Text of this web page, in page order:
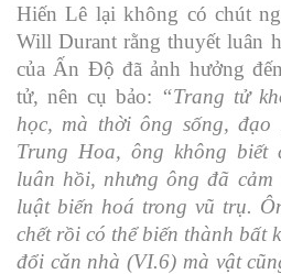
Hiến Lê lại không có chút
Will Durant rằng thuyết luân
của Ấn Độ đã ảnh hưởng
tử, nên cụ bảo: “Trang tử
học, mà thời ông sống, đạo
Trung Hoa, ông không biết
luân hồi, nhưng ông đã cảm
luật biến hoá trong vũ trụ.
chết rồi có thể biến thành bất
đổi căn nhà (VI.6) mà vật